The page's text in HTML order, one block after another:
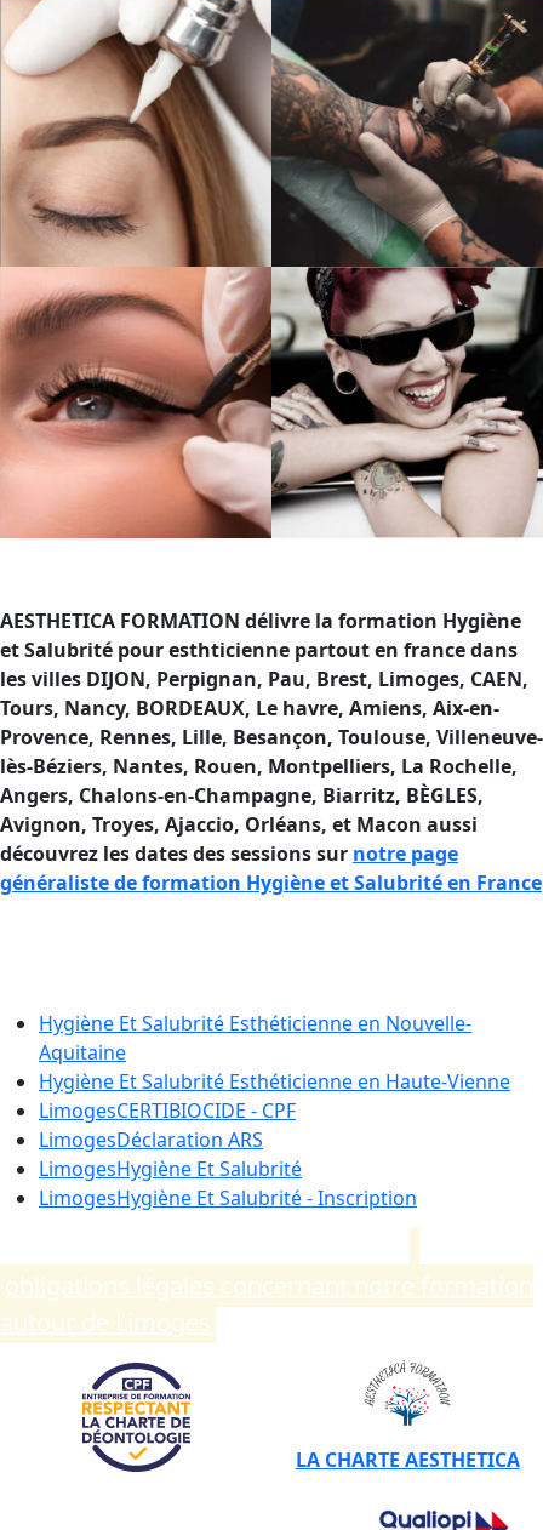
AESTHETICA FORMATION délivre la formation Hygiène
et Salubrité pour esthticienne partout en france dans
les villes DIJON, Perpignan, Pau, Brest, Limoges, CAEN,
Tours, Nancy, BORDEAUX, Le havre, Amiens, Aix-en-
Provence, Rennes, Lille, Besançon, Toulouse, Villeneuve-
lès-Béziers, Nantes, Rouen, Montpelliers, La Rochelle,
Angers, Chalons-en-Champagne, Biarritz, BÈGLES,
Avignon, Troyes, Ajaccio, Orléans, et Macon aussi
découvrez les dates des sessions sur notre page
généraliste de formation Hygiène et Salubrité en France
Hygiène Et Salubrité Esthéticienne en Nouvelle-
Aquitaine
Hygiène Et Salubrité Esthéticienne en Haute-Vienne
LimogesCERTIBIOCIDE - CPF
LimogesDéclaration ARS
LimogesHygiène Et Salubrité
LimogesHygiène Et Salubrité - Inscription
obligations légales concernant notre formation
autour de Limoges
LA CHARTE AESTHETICA